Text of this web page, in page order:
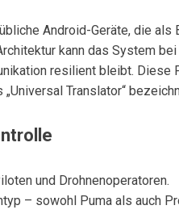
Android-Geräte, die
kann das System
resilient bleibt. Diese
Translator“
und Drohnenoperatoren.
– sowohl Puma als auch